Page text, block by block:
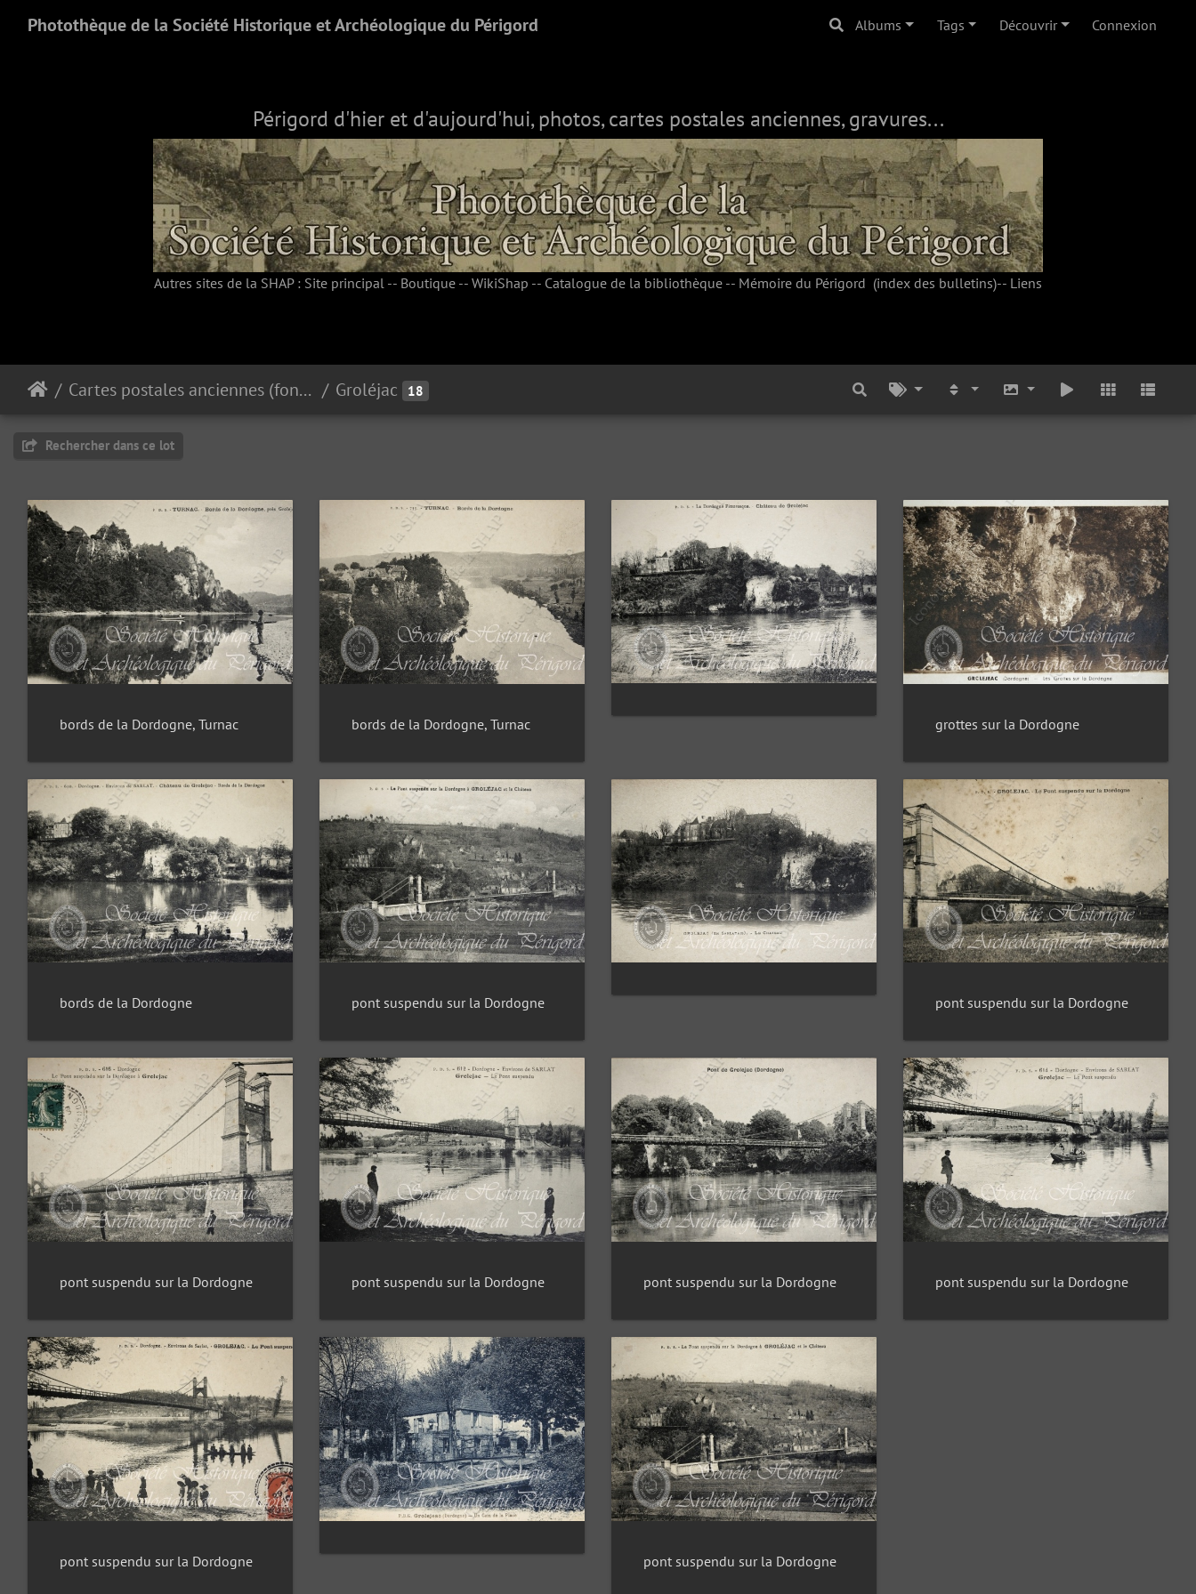
Photothèque de la Société Historique et Archéologique du Périgord Albums Tags Découvrir Connexion
Périgord d'hier et d'aujourd'hui, photos, cartes postales anciennes, gravures...
Autres sites de la SHAP : Site principal -- Boutique -- WikiShap -- Catalogue de la bibliothèque -- Mémoire du Périgord (index des bulletins)-- Liens
Cartes postales anciennes (fonds Pommarède) Groléjac 18
Rechercher dans ce lot
bords de la Dordogne, Turnac bords de la Dordogne, Turnac grottes sur la Dordogne
bords de la Dordogne pont suspendu sur la Dordogne pont suspendu sur la Dordogne
pont suspendu sur la Dordogne pont suspendu sur la Dordogne pont suspendu sur la Dordogne pont suspendu sur la Dordogne
pont suspendu sur la Dordogne pont suspendu sur la Dordogne